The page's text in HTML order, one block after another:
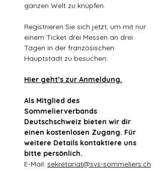
ganzen Welt zu knüpfen.
Registrieren Sie sich jetzt, um mit nur
einem Ticket drei Messen an drei
Tagen in der französischen
Hauptstadt zu besuchen.
Hier geht’s zur Anmeldung.
Als Mitglied des
Sommelierverbands
Deutschschweiz bieten wir dir
einen kostenlosen Zugang. Für
weitere Details kontaktiere uns
bitte persönlich.
E-Mail: sekretariat@svs-sommeliers.ch